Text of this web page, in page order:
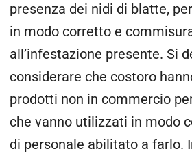
presenza dei nidi di blatte,
in modo corretto e
all’infestazione presente. Si
considerare che costoro
prodotti non in commercio
che vanno utilizzati in modo
di personale abilitato a farlo.